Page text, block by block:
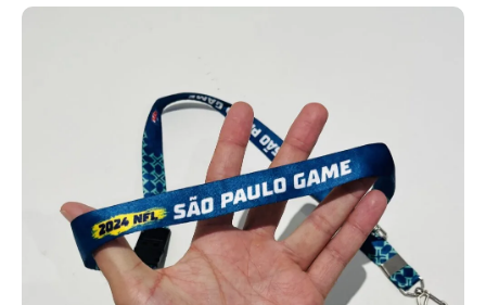
personalizados como nome, foto,
endereço, filiação e demais
informações que você desejar
Contamos com diversos modelos de carteirinhas para que você
possa escolher o que melhor se encaixa na realidade da sua
igreja, com total liberdade de personalização e adaptação.
Dessa forma, é possível fortalecer a fidelização da sua